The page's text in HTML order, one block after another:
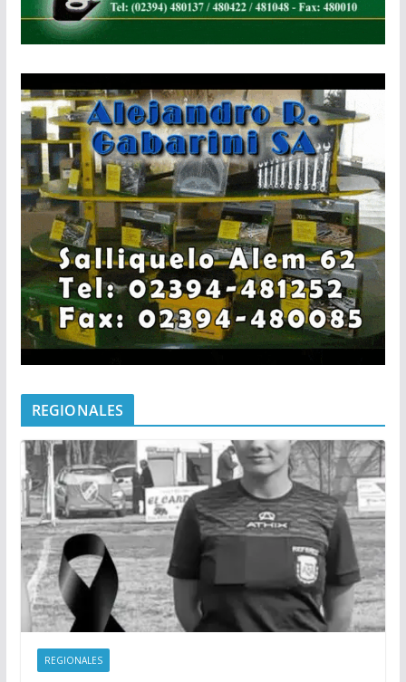
REGIONALES
REGIONALES